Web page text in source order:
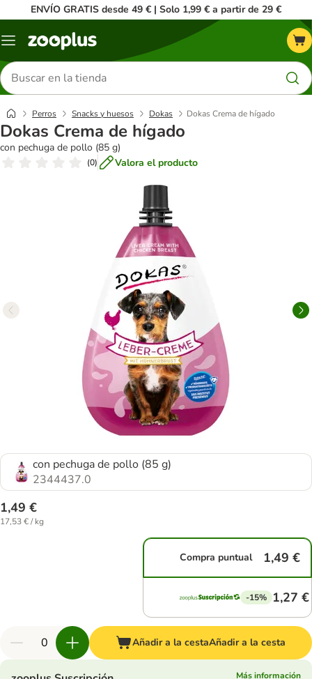
ENVÍO GRATIS desde 49 € | Solo 1,99 € a partir de 29 €
Menú
Buscar
productos
Perros Snacks y huesos Dokas Dokas Crema de hígado
Dokas Crema de hígado
con pechuga de pollo (85 g)
(0) Valora el producto
con pechuga de pollo (85 g)
2344437.0
1,49 €
17,53 € / kg
Compra puntual 1,49 €
-15% 1,27 €
Añadir a la cestaAñadir a la cesta
Más información